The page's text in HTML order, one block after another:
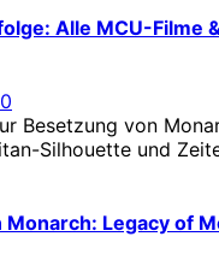
Alle MCU-Filme
0
Monarch: Legacy of